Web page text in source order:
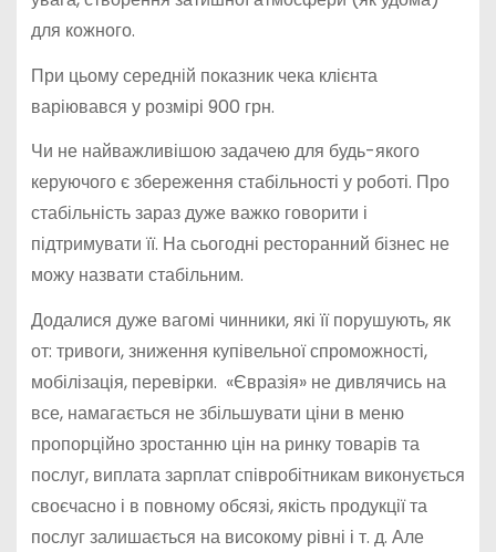
для кожного.
При цьому середній показник чека клієнта
варіювався у розмірі 900 грн.
Чи не найважливішою задачею для будь-якого
керуючого є збереження стабільності у роботі. Про
стабільність зараз дуже важко говорити і
підтримувати її. На сьогодні ресторанний бізнес не
можу назвати стабільним.
Додалися дуже вагомі чинники, які її порушують, як
от: тривоги, зниження купівельної спроможності,
мобілізація, перевірки. «Євразія» не дивлячись на
все, намагається не збільшувати ціни в меню
пропорційно зростанню цін на ринку товарів та
послуг, виплата зарплат співробітникам виконується
своєчасно і в повному обсязі, якість продукції та
послуг залишається на високому рівні і т. д. Але